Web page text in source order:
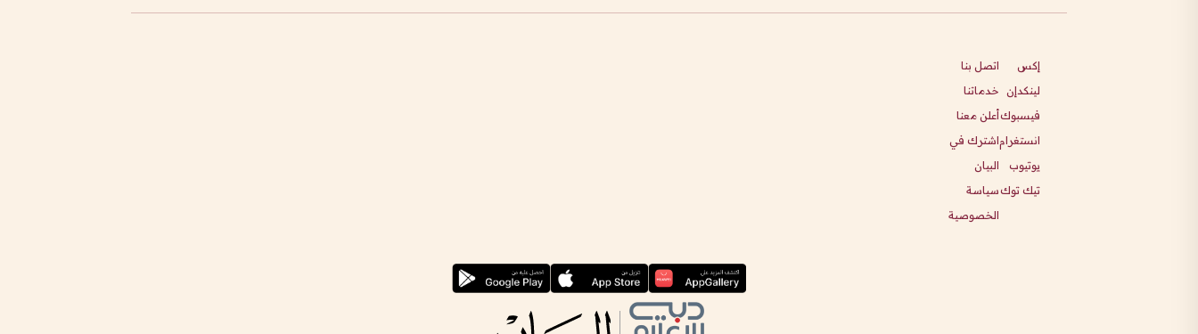
إكس
لينكدإن
فيسبوك
انستغرام
يوتيوب
تيك توك
اتصل بنا
خدماتنا
أعلن معنا
اشترك في
البيان
سياسة
الخصوصية